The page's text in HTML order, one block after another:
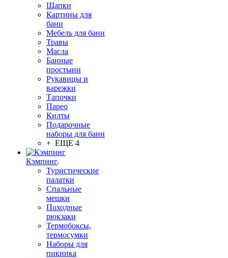
Шапки
Картины для
бани
Мебель для бани
Травы
Масла
Банные
простыни
Рукавицы и
варежки
Тапочки
Парео
Килты
Подарочные
наборы для бани
+ ЕЩЕ 4
Кэмпинг
Туристические
палатки
Спальные
мешки
Походные
рюкзаки
Термобоксы,
термосумки
Наборы для
пикника